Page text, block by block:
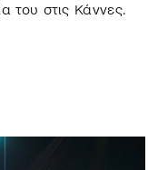
του στις Κάννες.